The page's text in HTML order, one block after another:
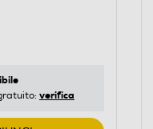
verifica